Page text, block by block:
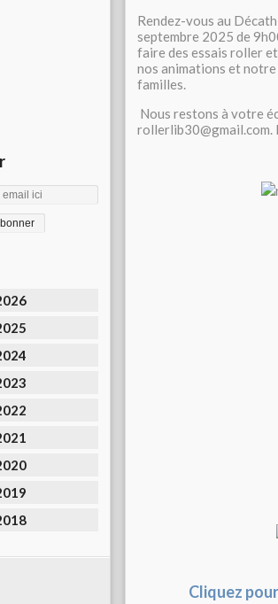
Rendez-vous au
septembre 2025 de
faire des essais roller
nos animations et
familles.
Nous restons à votre
rollerlib30@gmail.com.
Cliquez